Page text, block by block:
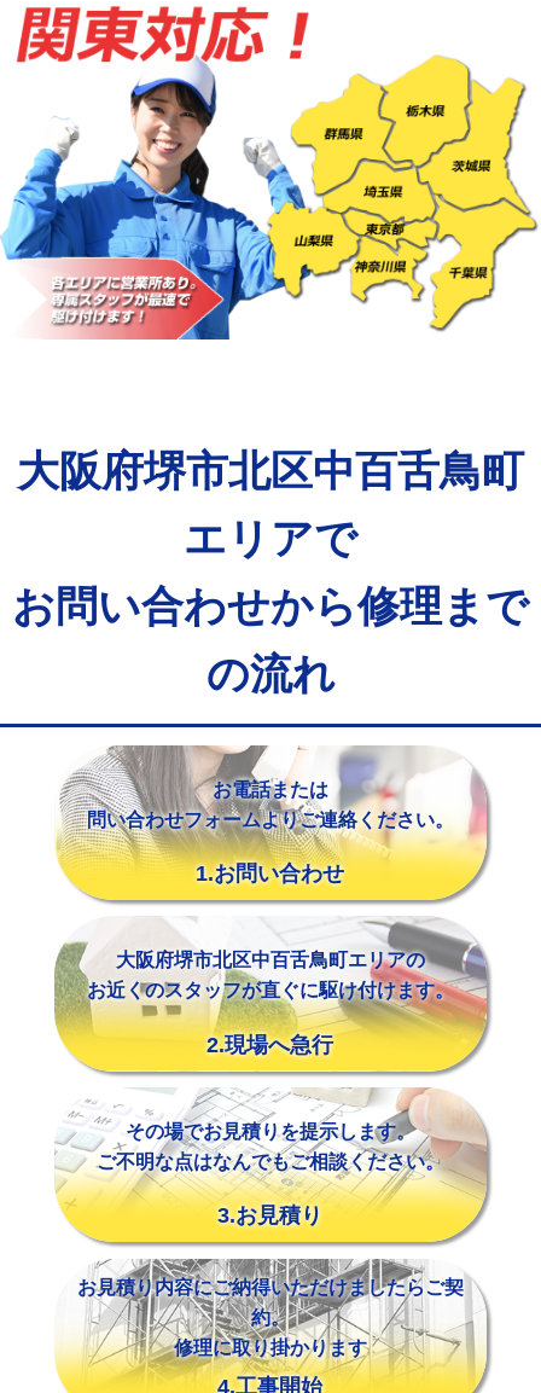
給水管工事※（塩ビ管（VP・HI）使
用/3ｍまで)
給水管工事※（塩ビ管（VP・HI）使
用（追加）/3ｍ超え)
+8,800円
給水管工事※（ライニング鋼管・銅
管・ポリ管・HT管使用/3ｍまで)
44,000円
給水管工事※（ライニング鋼管・銅
管・ポリ管・HT管使用/3ｍ超え)
+8,800円
マス交換（土の掘削・埋め戻し作業）
コンクリート斫り（厚さ10㎝まで） 27,500円
コンクリート斫り（厚さ10㎝超え） 38,500円
モルタル補修（厚さ10㎝超え） 38,500円
※給水管工事は20mmまでの価格です。
大阪府堺市北区中百舌鳥町
エリアで
お問い合わせから修理まで
の流れ
お電話または
問い合わせフォームよりご連絡ください。
1.お問い合わせ
大阪府堺市北区中百舌鳥町エリアの
お近くのスタッフが直ぐに駆け付けます。
2.現場へ急行
その場でお見積りを提示します。
ご不明な点はなんでもご相談ください。
3.お見積り
お見積り内容にご納得いただけましたらご契
約。
修理に取り掛かります
4.工事開始